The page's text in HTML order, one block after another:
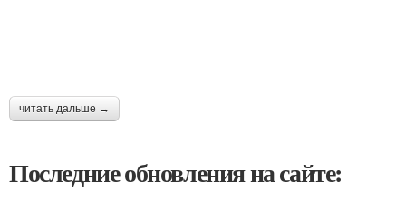
читать дальше →
Последние обновления на сайте: